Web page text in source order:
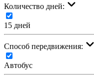
Количество дней:
15 дней
Cпособ передвижения:
Автобус